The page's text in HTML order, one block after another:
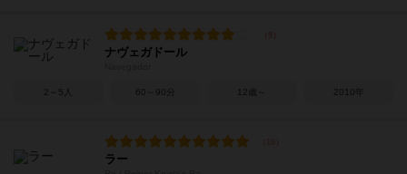
ナヴェガドール
2～5人 60～90分 12歳～ 2010年
ラー